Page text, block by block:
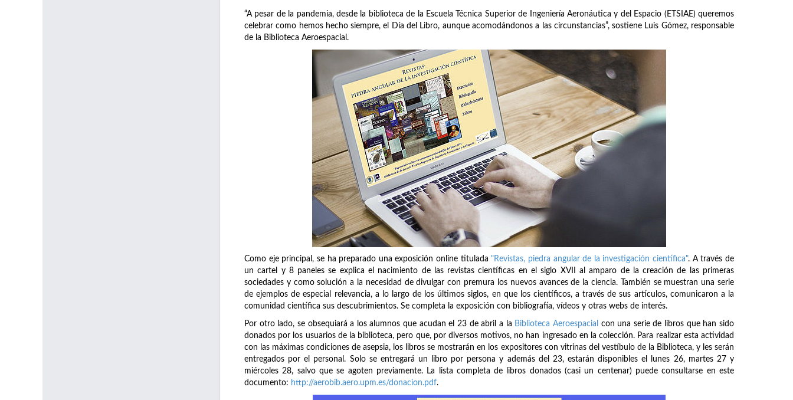
“A pesar de la pandemia, desde la biblioteca de la Escuela Técnica Superior de Ingeniería Aeronáutica y del Espacio (ETSIAE) queremos
celebrar como hemos hecho siempre, el Día del Libro, aunque acomodándonos a las circunstancias”, sostiene Luis Gómez, responsable
de la Biblioteca Aeroespacial.
Como eje principal, se ha preparado una exposición online titulada "Revistas, piedra angular de la investigación científica". A través de
un cartel y 8 paneles se explica el nacimiento de las revistas científicas en el siglo XVII al amparo de la creación de las primeras
sociedades y como solución a la necesidad de divulgar con premura los nuevos avances de la ciencia. También se muestran una serie
de ejemplos de especial relevancia, a lo largo de los últimos siglos, en que los científicos, a través de sus artículos, comunicaron a la
comunidad científica sus descubrimientos. Se completa la exposición con bibliografía, vídeos y otras webs de interés.
Por otro lado, se obsequiará a los alumnos que acudan el 23 de abril a la Biblioteca Aeroespacial
con una serie de libros que han sido
donados por los usuarios de la biblioteca, pero que, por diversos motivos, no han ingresado en la colección. Para realizar esta actividad
con las máximas condiciones de asepsia, los libros se mostrarán en los expositores con vitrinas del vestíbulo de la Biblioteca, y les serán
entregados por el personal. Solo se entregará un libro por persona y además del 23, estarán disponibles el lunes 26, martes 27 y
miércoles 28, salvo que se agoten previamente. La lista completa de libros donados (casi un centenar) puede consultarse en este
documento: http://aerobib.aero.upm.es/donacion.pdf.